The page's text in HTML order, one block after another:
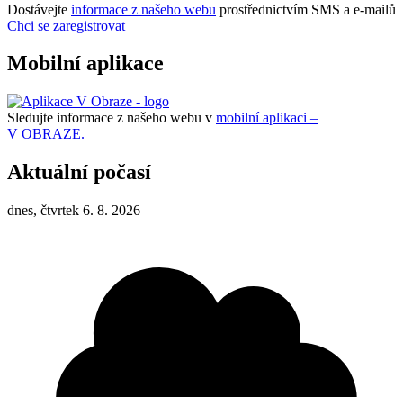
Dostávejte informace z našeho webu prostřednictvím SMS a e-mailů
Chci se zaregistrovat
Mobilní aplikace
Sledujte informace z našeho webu v mobilní aplikaci –
V OBRAZE.
Aktuální počasí
dnes, čtvrtek 6. 8. 2026